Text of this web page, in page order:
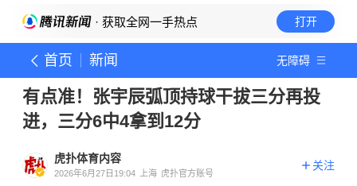
· 获取全网一手热点 打开
首页 新闻 无障碍
有点准！张宇辰弧顶持球干拔三分再投
进，三分6中4拿到12分
虎扑体育内容
2026年6月27日19:04 上海 虎扑官方账号
关注